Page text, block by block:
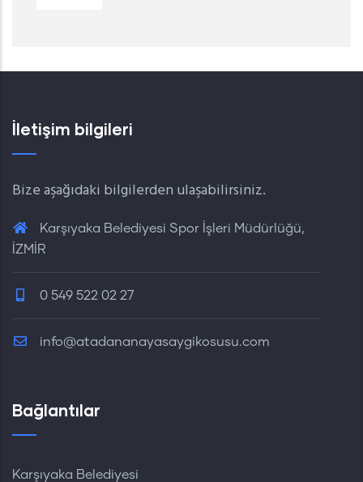
İletişim bilgileri
Bize aşağıdaki bilgilerden ulaşabilirsiniz.
Karşıyaka Belediyesi Spor İşleri Müdürlüğü,
İZMİR
0 549 522 02 27
info@atadananayasaygikosusu.com
Bağlantılar
Karşıyaka Belediyesi